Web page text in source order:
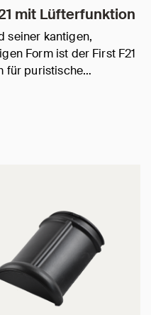
mit Lüfterfunktion
seiner kantigen,
Form ist der First F21
für puristische…